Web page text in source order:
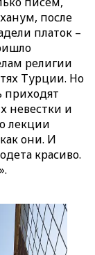
после
платок –
религии
Турции. Но
приходят
невестки и
лекции
они. И
красиво.